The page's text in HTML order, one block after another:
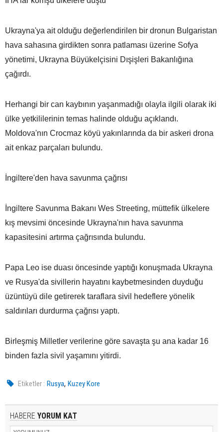
Ukrayna'ya ait olduğu değerlendirilen bir dronun Bulgaristan
hava sahasına girdikten sonra patlaması üzerine Sofya
yönetimi, Ukrayna Büyükelçisini Dışişleri Bakanlığına
çağırdı.
Herhangi bir can kaybının yaşanmadığı olayla ilgili olarak iki
ülke yetkililerinin temas halinde olduğu açıklandı.
Moldova'nın Crocmaz köyü yakınlarında da bir askeri drona
ait enkaz parçaları bulundu.
İngiltere'den hava savunma çağrısı
İngiltere Savunma Bakanı Wes Streeting, müttefik ülkelere
kış mevsimi öncesinde Ukrayna'nın hava savunma
kapasitesini artırma çağrısında bulundu.
Papa Leo ise duası öncesinde yaptığı konuşmada Ukrayna
ve Rusya'da sivillerin hayatını kaybetmesinden duyduğu
üzüntüyü dile getirerek taraflara sivil hedeflere yönelik
saldırıları durdurma çağrısı yaptı.
Birleşmiş Milletler verilerine göre savaşta şu ana kadar 16
binden fazla sivil yaşamını yitirdi.
Etiketler : Rusya,Kuzey Kore
HABERE YORUM KAT